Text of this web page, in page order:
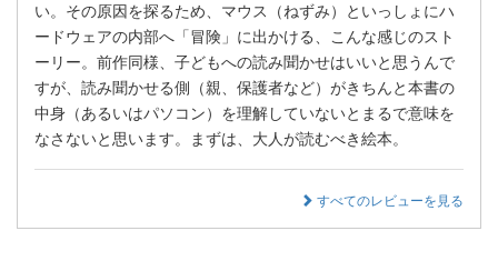
い。その原因を探るため、マウス（ねずみ）といっしょにハ
ードウェアの内部へ「冒険」に出かける、こんな感じのスト
ーリー。前作同様、子どもへの読み聞かせはいいと思うんで
すが、読み聞かせる側（親、保護者など）がきちんと本書の
中身（あるいはパソコン）を理解していないとまるで意味を
なさないと思います。まずは、大人が読むべき絵本。
すべてのレビューを見る